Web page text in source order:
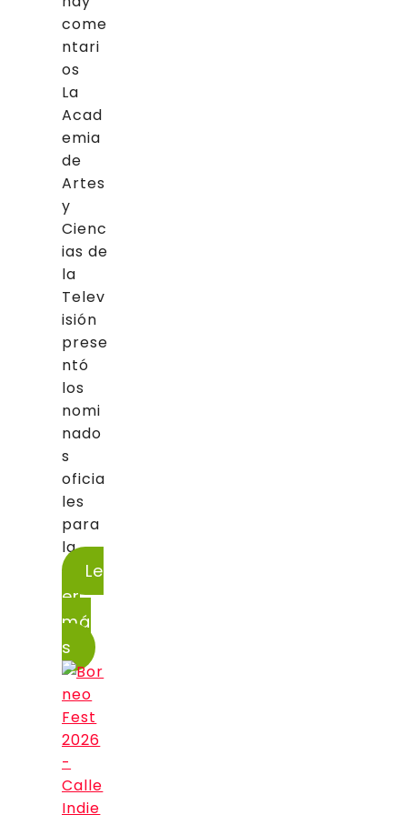
come
ntari
os
La
Acad
emia
de
Artes
y
Cienc
ias de
la
Telev
isión
prese
ntó
los
nomi
nado
s
oficia
les
para
la...
Le
er
má
s